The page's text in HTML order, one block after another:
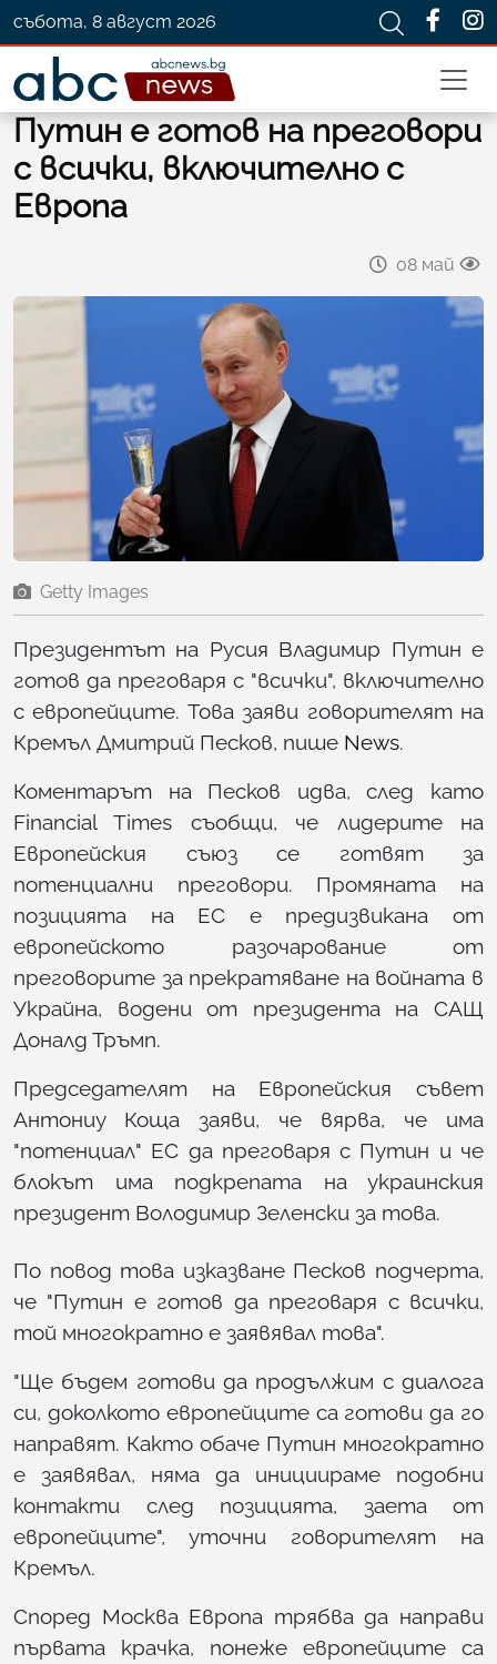
събота, 8 август 2026
Путин е готов на преговори
с всички, включително с
Европа
08 май
Getty Images
Президентът на Русия Владимир Путин е
готов да преговаря с "всички", включително
с европейците. Това заяви говорителят на
Кремъл Дмитрий Песков, пише News.
Коментарът на Песков идва, след като
Financial Times съобщи, че лидерите на
Европейския съюз се готвят за
потенциални преговори. Промяната на
позицията на ЕС е предизвикана от
европейското разочарование от
преговорите за прекратяване на войната в
Украйна, водени от президента на САЩ
Доналд Тръмп.
Председателят на Европейския съвет
Антониу Коща заяви, че вярва, че има
"потенциал" ЕС да преговаря с Путин и че
блокът има подкрепата на украинския
президент Володимир Зеленски за това.
По повод това изказване Песков подчерта,
че "Путин е готов да преговаря с всички,
той многократно е заявявал това".
"Ще бъдем готови да продължим с диалога
си, доколкото европейците са готови да го
направят. Както обаче Путин многократно
е заявявал, няма да инициираме подобни
контакти след позицията, заета от
европейците", уточни говорителят на
Кремъл.
Според Москва Европа трябва да направи
първата крачка, понеже европейците са